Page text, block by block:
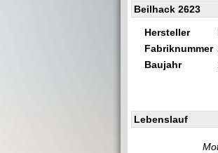
Beilhack 2623
Hersteller
Fabriknummer
Baujahr
Lebenslauf